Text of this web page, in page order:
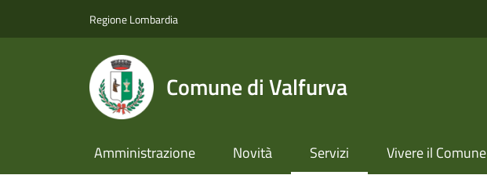
Regione Lombardia
Comune di Valfurva
Amministrazione Novità Servizi Vivere il Comune